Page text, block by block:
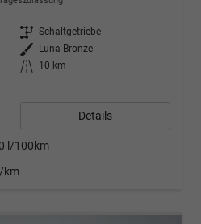
Getriebe Schaltgetriebe
Außenfarbe
Luna Bronze
Kilometerstand
10 km
Details
l/100km
km